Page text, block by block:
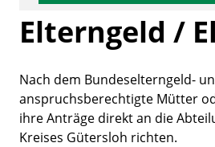
Elterngeld /
Kurzbeschreibung
Nach dem Bundeselterngeld-
anspruchsberechtigte Mütter
ihre Anträge direkt an die
Kreises Gütersloh richten.